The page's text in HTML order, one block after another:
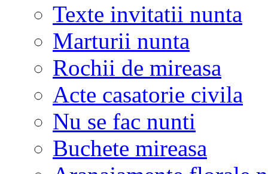
Texte invitatii nunta
Marturii nunta
Rochii de mireasa
Acte casatorie civila
Nu se fac nunti
Buchete mireasa